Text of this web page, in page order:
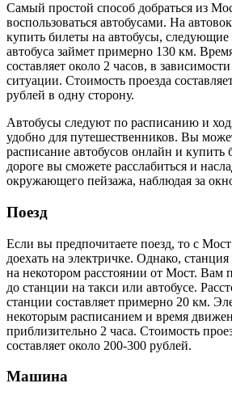
Самый простой способ добраться из
воспользоваться автобусами. На
купить билеты на автобусы,
автобуса займет примерно 130 км.
составляет около 2 часов, в
ситуации. Стоимость проезда
рублей в одну сторону.
Автобусы следуют по расписанию и
удобно для путешественников. Вы
расписание автобусов онлайн и купить
дороге вы сможете расслабиться и
окружающего пейзажа, наблюдая за
Поезд
Если вы предпочитаете поезд, то с
доехать на электричке. Однако,
на некотором расстоянии от Мост. Вам
до станции на такси или автобусе.
станции составляет примерно 20 км.
некоторым расписанием и время
приблизительно 2 часа. Стоимость
составляет около 200-300 рублей.
Машина